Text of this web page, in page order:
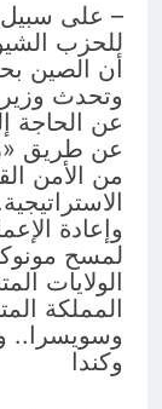
– على سبيل
أن الصين
وتحدث
عن الحاجة
عن طريق
من الأمن
وإعادة
الولايات
المملكة
وسويسرا..
وكندا